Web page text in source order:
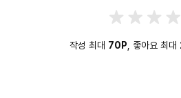
작성 최대 70P , 좋아요 최대